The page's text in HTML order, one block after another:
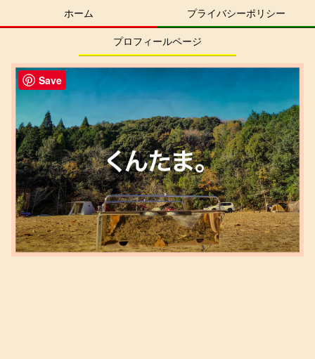
ホーム プライバシーポリシー
プロフィールページ
Save